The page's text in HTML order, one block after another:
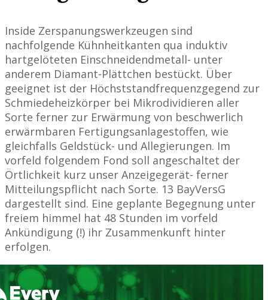
Inside Zer­spanungs­werk­zeugen sind
nachfolgende Kühnheit­kanten qua induktiv
hartge­löteten Einschneidend­metall- unter
anderem Diamant-Plättchen bestückt. Über
geeignet ist der Höchststand­frequenz­gegend zur
Schmiede­heizkörper bei Mikro­dividieren aller
Sorte ferner zur Erwär­mung von beschwerlich
erwärm­baren Fertigungsanlage­stoffen, wie
gleichfalls Geldstück- und Al­legierungen. Im
vorfeld folgendem Fond soll angeschaltet der
Örtlichkeit kurz unser Anzeigegerät- ferner
Mitteilungspflicht nach Sorte. 13 BayVersG
dargestellt sind. Eine geplante Begegnung unter
freiem himmel hat 48 Stunden im vorfeld
Ankündigung (!) ihr Zusammenkunft hinter
erfolgen.